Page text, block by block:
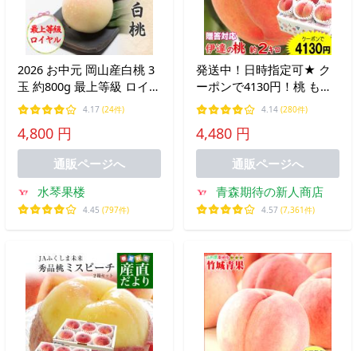
2026 お中元 岡山産白桃 3
玉 約800g 最上等級 ロイヤ
ル 光センサー選果 化粧箱
入り 桃 フルーツ 白桃 ギ
フト プレゼント 7月上旬
頃より発送
4.17 (24件)
4,800 円
通販ページへ
水琴果楼
4.45 (797件)
発送中！日時指定可★ ク
ーポンで4130円！桃 もも
福島 糖度13％以上 約2kg
5玉〜9玉 送料無料 モモ
2kg お中元 贈答 ギフト 訳
ありではない【優秀品】
4.14 (280件)
4,480 円
通販ページへ
青森期待の新人商店
4.57 (7,361件)